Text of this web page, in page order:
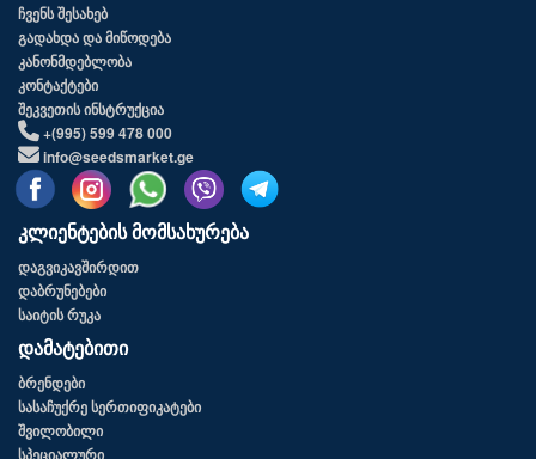
ჩვენს შესახებ
გადახდა და მიწოდება
კანონმდებლობა
კონტაქტები
შეკვეთის ინსტრუქცია
+(995) 599 478 000
info@seedsmarket.ge
კლიენტების მომსახურება
დაგვიკავშირდით
დაბრუნებები
საიტის რუკა
დამატებითი
ბრენდები
სასაჩუქრე სერთიფიკატები
შვილობილი
სპეციალური